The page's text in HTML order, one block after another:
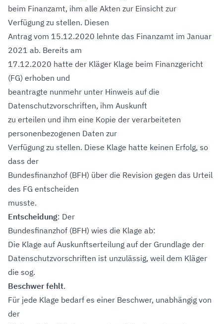
beim Finanzamt, ihm alle Akten zur Einsicht zur
Verfügung zu stellen. Diesen
Antrag vom 15.12.2020 lehnte das Finanzamt im Januar
2021 ab. Bereits am
17.12.2020 hatte der Kläger Klage beim Finanzgericht
(FG) erhoben und
beantragte nunmehr unter Hinweis auf die
Datenschutzvorschriften, ihm Auskunft
zu erteilen und ihm eine Kopie der verarbeiteten
personenbezogenen Daten zur
Verfügung zu stellen. Diese Klage hatte keinen Erfolg, so
dass der
Bundesfinanzhof (BFH) über die Revision gegen das Urteil
des FG entscheiden
musste.
Entscheidung: Der
Bundesfinanzhof (BFH) wies die Klage ab:
Die Klage auf Auskunftserteilung auf der Grundlage der
Datenschutzvorschriften ist unzulässig, weil dem Kläger
die sog.
Beschwer fehlt.
Für jede Klage bedarf es einer Beschwer, unabhängig von
der